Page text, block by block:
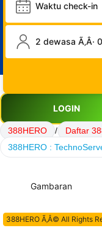
Waktu check-in
2 dewasa Ã‚Â·
LOGIN
388HERO / Daftar
388HERO :
Gambaran
388HERO Ã‚Â© All Rights